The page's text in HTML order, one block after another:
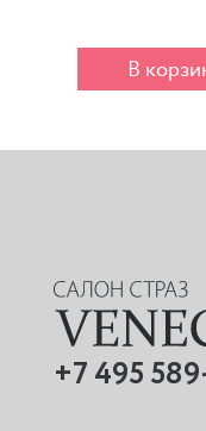
В
+7 495